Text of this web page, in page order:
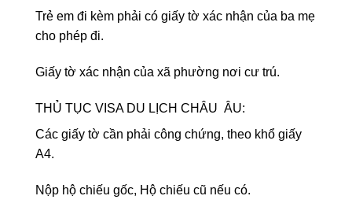
Trẻ em đi kèm phải có giấy tờ xác nhận của ba mẹ
cho phép đi.
Giấy tờ xác nhận của xã phường nơi cư trú.
THỦ TỤC VISA DU LỊCH CHÂU ÂU:
Các giấy tờ cần phải công chứng, theo khổ giấy
A4.
Nộp hộ chiếu gốc, Hộ chiếu cũ nếu có.